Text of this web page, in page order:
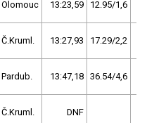
Olomouc 13:23,59 12.95/1,6
Č.Kruml. 13:27,93 17.29/2,2
Pardub. 13:47,18 36.54/4,6
Č.Kruml. DNF